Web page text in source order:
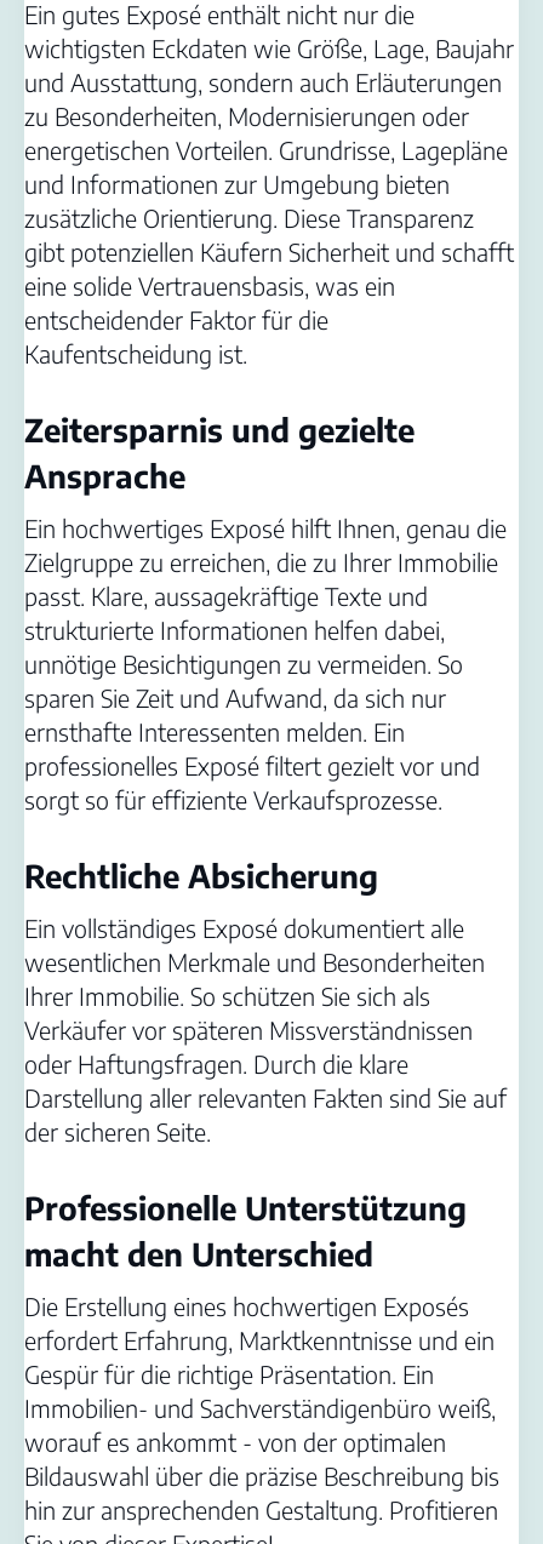
Ein gutes Exposé enthält nicht nur die
wichtigsten Eckdaten wie Größe, Lage, Baujahr
und Ausstattung, sondern auch Erläuterungen
zu Besonderheiten, Modernisierungen oder
energetischen Vorteilen. Grundrisse, Lagepläne
und Informationen zur Umgebung bieten
zusätzliche Orientierung. Diese Transparenz
gibt potenziellen Käufern Sicherheit und schafft
eine solide Vertrauensbasis, was ein
entscheidender Faktor für die
Kaufentscheidung ist.
Zeitersparnis und gezielte
Ansprache
Ein hochwertiges Exposé hilft Ihnen, genau die
Zielgruppe zu erreichen, die zu Ihrer Immobilie
passt. Klare, aussagekräftige Texte und
strukturierte Informationen helfen dabei,
unnötige Besichtigungen zu vermeiden. So
sparen Sie Zeit und Aufwand, da sich nur
ernsthafte Interessenten melden. Ein
professionelles Exposé filtert gezielt vor und
sorgt so für effiziente Verkaufsprozesse.
Rechtliche Absicherung
Ein vollständiges Exposé dokumentiert alle
wesentlichen Merkmale und Besonderheiten
Ihrer Immobilie. So schützen Sie sich als
Verkäufer vor späteren Missverständnissen
oder Haftungsfragen. Durch die klare
Darstellung aller relevanten Fakten sind Sie auf
der sicheren Seite.
Professionelle Unterstützung
macht den Unterschied
Die Erstellung eines hochwertigen Exposés
erfordert Erfahrung, Marktkenntnisse und ein
Gespür für die richtige Präsentation. Ein
Immobilien- und Sachverständigenbüro weiß,
worauf es ankommt - von der optimalen
Bildauswahl über die präzise Beschreibung bis
hin zur ansprechenden Gestaltung. Profitieren